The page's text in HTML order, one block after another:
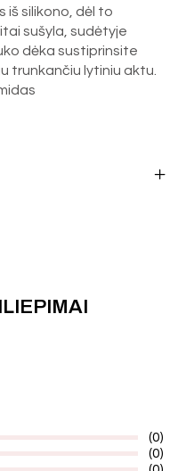
iš silikono, dėl to
sušyla, sudėtyje
dėka sustiprinsite
trunkančiu lytiniu aktu.
(0)
(0)